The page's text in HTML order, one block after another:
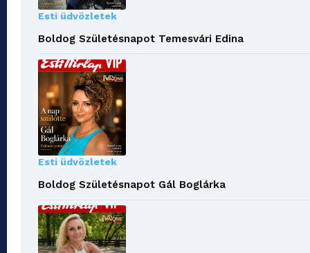
Esti üdvözletek
Boldog Születésnapot Temesvári Edina
Esti üdvözletek
Boldog Születésnapot Gál Boglárka